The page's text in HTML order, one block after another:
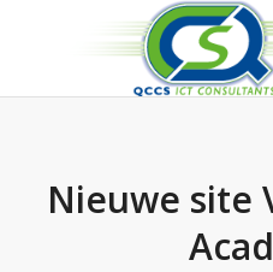
Nieuwe site